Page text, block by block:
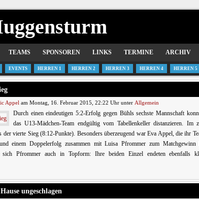
TEAMS SPONSOREN LINKS TERMINE ARCHIV
EVENTS HERREN 1 HERREN 2 HERREN 3 HERREN 4 HERREN 5
Appel am Montag, 16. Februar 2015, 22:22 Uhr unter Allgemein
Durch einen eindeutigen 5:2-Erfolg gegen Bühls sechste Mannschaft
das U13-Mädchen-Team endgültig vom Tabellenkeller distanzieren. Im
der vierte Sieg (8:12-Punkte). Besonders überzeugend war Eva Appel, die ihr
einem Doppelerfolg zusammen mit Luisa Pfrommer zum Matchgewinn
sich Pfrommer auch in Topform: Ihre beiden Einzel endeten ebenfalls
ungeschlagen